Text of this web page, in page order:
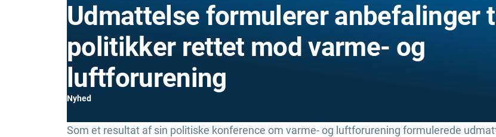
Udmattelse formulerer anbefalinger
politikker rettet mod varme- og
luftforurening
Nyhed
Som et resultat af sin politiske konference om varme- og luftforurening formulerede